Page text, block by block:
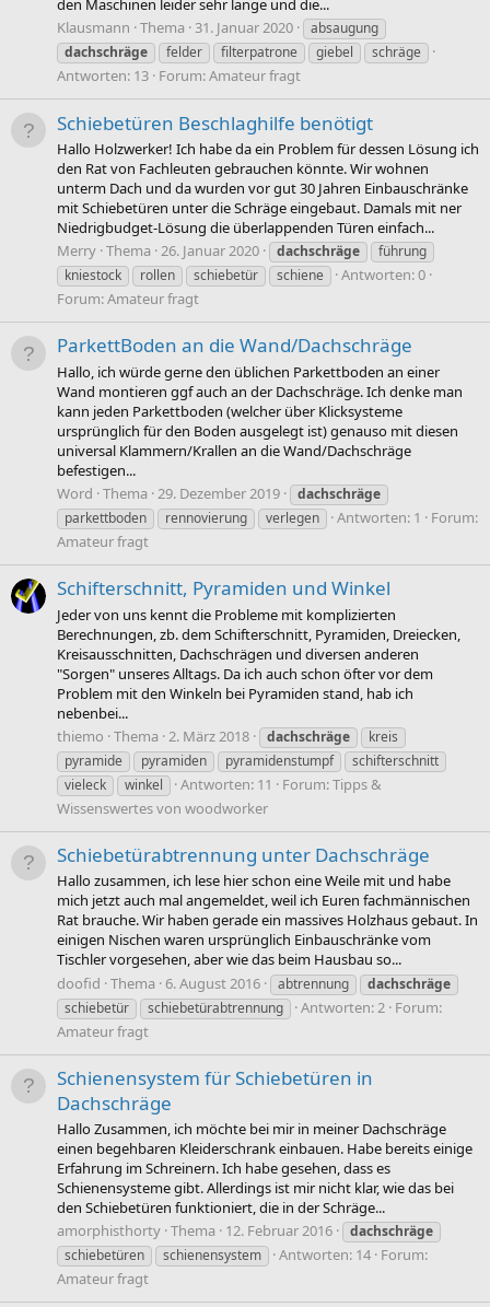
den Maschinen leider sehr lange und die...
Klausmann Thema 31. Januar 2020
absaugung
dachschräge
felder filterpatrone giebel schräge
Antworten: 13 Forum:Amateur fragt
Schiebetüren Beschlaghilfe benötigt
Hallo Holzwerker! Ich habe da ein Problem für dessen Lösung ich
den Rat von Fachleuten gebrauchen könnte. Wir wohnen
unterm Dach und da wurden vor gut 30 Jahren Einbauschränke
mit Schiebetüren unter die Schräge eingebaut. Damals mit ner
Niedrigbudget-Lösung die überlappenden Türen einfach...
Merry Thema 26. Januar 2020 dachschräge
führung
kniestock
rollen schiebetür schiene
Antworten: 0
Forum:Amateur fragt
ParkettBoden an die Wand/Dachschräge
Hallo, ich würde gerne den üblichen Parkettboden an einer
Wand montieren ggf auch an der Dachschräge. Ich denke man
kann jeden Parkettboden (welcher über Klicksysteme
ursprünglich für den Boden ausgelegt ist) genauso mit diesen
universal Klammern/Krallen an die Wand/Dachschräge
befestigen...
Word Thema 29. Dezember 2019
dachschräge
parkettboden
rennovierung verlegen Antworten: 1
Forum:
Amateur fragt
Schifterschnitt, Pyramiden und Winkel
Jeder von uns kennt die Probleme mit komplizierten
Berechnungen, zb. dem Schifterschnitt, Pyramiden, Dreiecken,
Kreisausschnitten, Dachschrägen und diversen anderen
"Sorgen" unseres Alltags. Da ich auch schon öfter vor dem
Problem mit den Winkeln bei Pyramiden stand, hab ich
nebenbei...
thiemo Thema 2. März 2018 dachschräge
kreis
pyramide
pyramiden pyramidenstumpf
schifterschnitt
vieleck
winkel Antworten: 11 Forum:Tipps &
Wissenswertes von woodworker
Schiebetürabtrennung unter Dachschräge
Hallo zusammen, ich lese hier schon eine Weile mit und habe
mich jetzt auch mal angemeldet, weil ich Euren fachmännischen
Rat brauche. Wir haben gerade ein massives Holzhaus gebaut. In
einigen Nischen waren ursprünglich Einbauschränke vom
Tischler vorgesehen, aber wie das beim Hausbau so...
doofid Thema 6. August 2016 abtrennung
dachschräge
schiebetür
schiebetürabtrennung Antworten: 2 Forum:
Amateur fragt
Schienensystem für Schiebetüren in
Dachschräge
Hallo Zusammen, ich möchte bei mir in meiner Dachschräge
einen begehbaren Kleiderschrank einbauen. Habe bereits einige
Erfahrung im Schreinern. Ich habe gesehen, dass es
Schienensysteme gibt. Allerdings ist mir nicht klar, wie das bei
den Schiebetüren funktioniert, die in der Schräge...
amorphisthorty Thema 12. Februar 2016
dachschräge
schiebetüren
schienensystem Antworten: 14 Forum:
Amateur fragt